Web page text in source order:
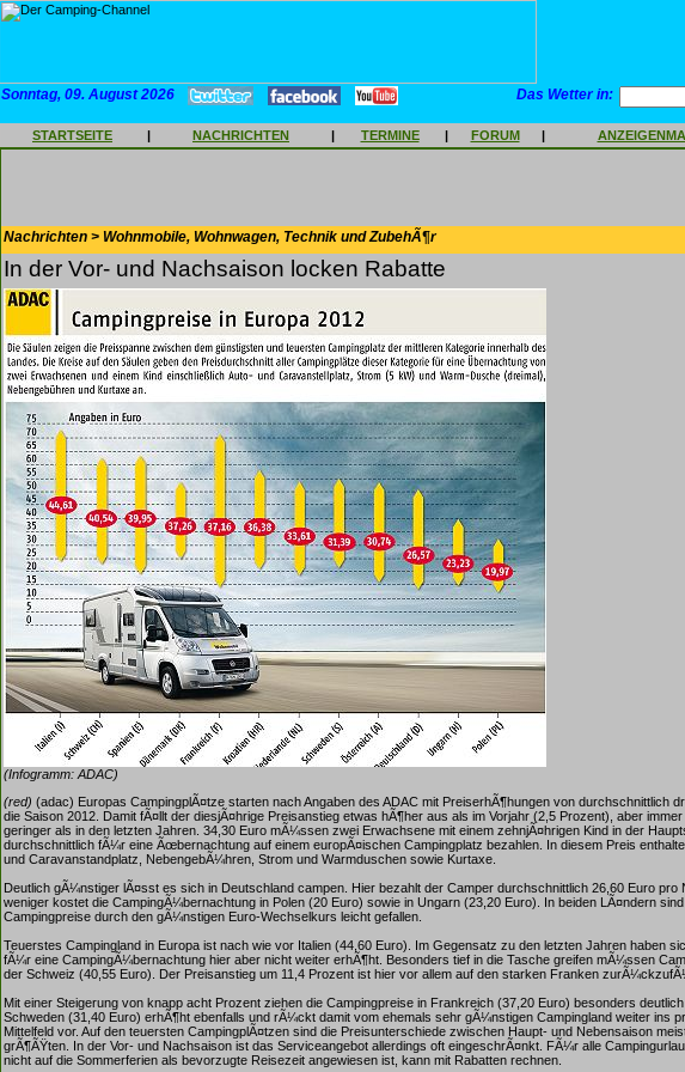
Sonntag, 09. August 2026 Das Wetter in:
STARTSEITE | NACHRICHTEN | TERMINE | FORUM |
Nachrichten > Wohnmobile, Wohnwagen, Technik und ZubehÃ¶r
In der Vor- und Nachsaison locken Rabatte
(Infogramm: ADAC)
(red) (adac) Europas CampingplÃ¤tze starten nach Angaben des ADAC mit PreiserhÃ¶hungen von durchschnittlich
die Saison 2012. Damit fÃ¤llt der diesjÃ¤hrige Preisanstieg etwas hÃ¶her aus als im Vorjahr (2,5 Prozent), aber
geringer als in den letzten Jahren. 34,30 Euro mÃ¼ssen zwei Erwachsene mit einem zehnjÃ¤hrigen Kind in der
durchschnittlich fÃ¼r eine Ãœbernachtung auf einem europÃ¤ischen Campingplatz bezahlen. In diesem Preis
und Caravanstandplatz, NebengebÃ¼hren, Strom und Warmduschen sowie Kurtaxe.
Deutlich gÃ¼nstiger lÃ¤sst es sich in Deutschland campen. Hier bezahlt der Camper durchschnittlich 26,60 Euro pro
weniger kostet die CampingÃ¼bernachtung in Polen (20 Euro) sowie in Ungarn (23,20 Euro). In beiden LÃ¤ndern
Campingpreise durch den gÃ¼nstigen Euro-Wechselkurs leicht gefallen.
Teuerstes Campingland in Europa ist nach wie vor Italien (44,60 Euro). Im Gegensatz zu den letzten Jahren haben
fÃ¼r eine CampingÃ¼bernachtung hier aber nicht weiter erhÃ¶ht. Besonders tief in die Tasche greifen mÃ¼ssen
der Schweiz (40,55 Euro). Der Preisanstieg um 11,4 Prozent ist hier vor allem auf den starken Franken
Mit einer Steigerung von knapp acht Prozent ziehen die Campingpreise in Frankreich (37,20 Euro) besonders deutlich
Schweden (31,40 Euro) erhÃ¶ht ebenfalls und rÃ¼ckt damit vom ehemals sehr gÃ¼nstigen Campingland weiter ins
Mittelfeld vor. Auf den teuersten CampingplÃ¤tzen sind die Preisunterschiede zwischen Haupt- und Nebensaison
grÃ¶ÃŸten. In der Vor- und Nachsaison ist das Serviceangebot allerdings oft eingeschrÃ¤nkt. FÃ¼r alle
nicht auf die Sommerferien als bevorzugte Reisezeit angewiesen ist, kann mit Rabatten rechnen.